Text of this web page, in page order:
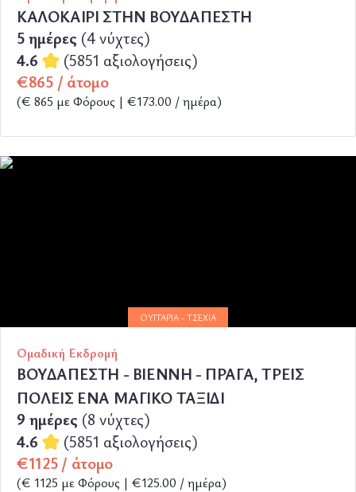
ΚΑΛΟΚΑΙΡΙ ΣΤΗΝ ΒΟΥΔΑΠΕΣΤΗ
5 ημέρες (4 νύχτες)
4.6
(5851 αξιολογήσεις)
€865 / άτομο
(€ 865 με Φόρους | €173.00 / ημέρα)
ΟΥΓΓΑΡΊΑ - ΤΣΕΧΊΑ
Ομαδική Εκδρομή
ΒΟΥΔΑΠΕΣΤΗ - ΒΙΕΝΝΗ - ΠΡΑΓΑ, ΤΡΕΙΣ
ΠΟΛΕΙΣ ΕΝΑ ΜΑΓΙΚΟ ΤΑΞΙΔΙ
9 ημέρες (8 νύχτες)
4.6
(5851 αξιολογήσεις)
€1125 / άτομο
(€ 1125 με Φόρους | €125.00 / ημέρα)